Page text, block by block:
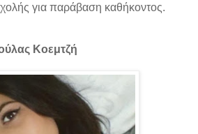
για παράβαση καθήκοντος.
Κοεμτζή